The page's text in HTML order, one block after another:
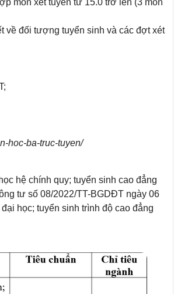
môn xét tuyển từ 15.0 trở lên (3 môn
về đối tượng tuyển sinh và các đợt xét
hoc-ba-truc-tuyen/
hệ chính quy; tuyển sinh cao đẳng
tư số 08/2022/TT-BGDĐT ngày 06
học; tuyển sinh trình độ cao đẳng